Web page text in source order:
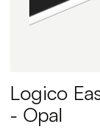
Logico
- Opal